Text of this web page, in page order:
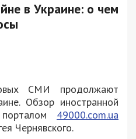
в Украине: о чем
СМИ продолжают
Обзор иностранной
49000.com.ua
Чернявского.